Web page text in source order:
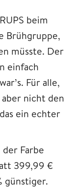
beim
Brühgruppe,
müsste. Der
einfach
Für alle,
nicht den
ein echter
Farbe
399,99 €
günstiger.